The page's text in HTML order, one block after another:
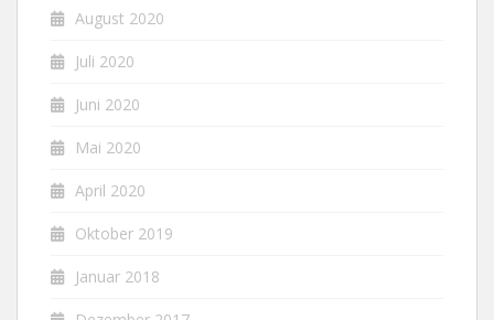
August 2020
Juli 2020
Juni 2020
Mai 2020
April 2020
Oktober 2019
Januar 2018